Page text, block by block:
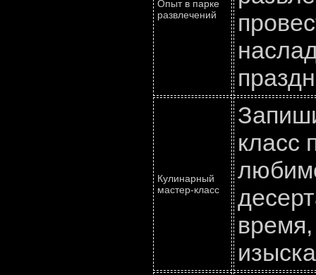
Опыт в парке
развлечений
Кулинарный
мастер-класс
класс